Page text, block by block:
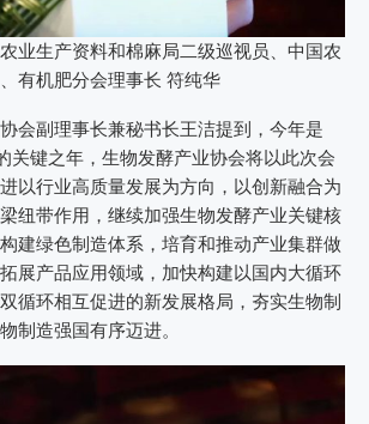
业生产资料和棉麻局二级巡视员、中国农
有机肥分会理事长 符纯华
会副理事长兼秘书长王洁提到，今年是
关键之年，生物发酵产业协会将以此次会
以行业高质量发展为方向，以创新融合为
纽带作用，继续加强生物发酵产业关键核
建绿色制造体系，培育和推动产业集群做
展产品应用领域，加快构建以国内大循环
循环相互促进的新发展格局，夯实生物制
制造强国有序迈进。